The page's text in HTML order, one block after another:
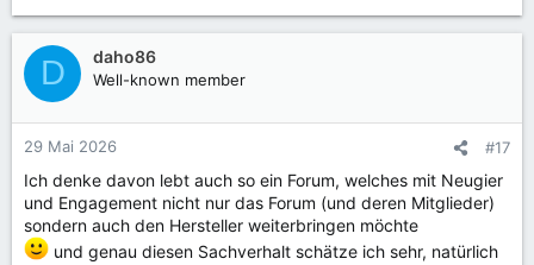
a
k
t
n
n
:
D daho86
Well-known member
29 Mai 2026 #17
Ich denke davon lebt auch so ein Forum, welches mit Neugier
und Engagement nicht nur das Forum (und deren Mitglieder)
sondern auch den Hersteller weiterbringen möchte
und genau diesen Sachverhalt schätze ich sehr, natürlich